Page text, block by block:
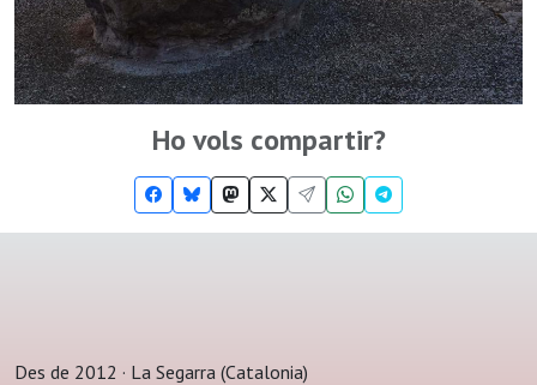
Ho vols compartir?
Des de 2012 · La Segarra (Catalonia)